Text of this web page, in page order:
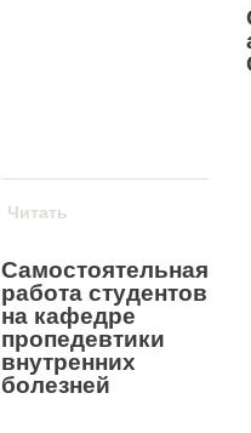
Самостоятельная
работа студентов
на кафедре
пропедевтики
внутренних
болезней
Читать